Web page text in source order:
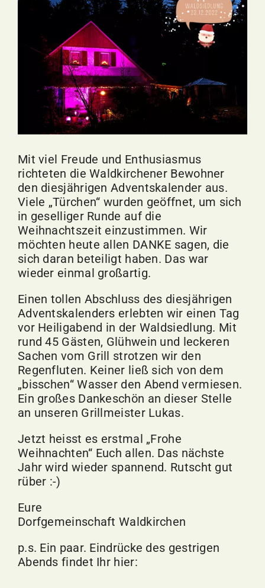
Mit viel Freude und Enthusiasmus
richteten die Waldkirchener Bewohner
den diesjährigen Adventskalender aus.
Viele „Türchen“ wurden geöffnet, um sich
in geselliger Runde auf die
Weihnachtszeit einzustimmen. Wir
möchten heute allen DANKE sagen, die
sich daran beteiligt haben. Das war
wieder einmal großartig.
Einen tollen Abschluss des diesjährigen
Adventskalenders erlebten wir einen Tag
vor Heiligabend in der Waldsiedlung. Mit
rund 45 Gästen, Glühwein und leckeren
Sachen vom Grill strotzen wir den
Regenfluten. Keiner ließ sich von dem
„bisschen“ Wasser den Abend vermiesen.
Ein großes Dankeschön an dieser Stelle
an unseren Grillmeister Lukas.
Jetzt heisst es erstmal „Frohe
Weihnachten“ Euch allen. Das nächste
Jahr wird wieder spannend. Rutscht gut
rüber :-)
Eure
Dorfgemeinschaft Waldkirchen
p.s. Ein paar. Eindrücke des gestrigen
Abends findet Ihr hier: